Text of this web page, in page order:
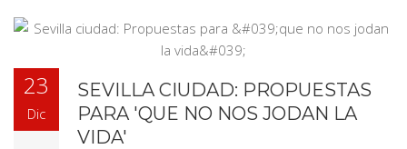
23
Dic
SEVILLA CIUDAD: PROPUESTAS
PARA 'QUE NO NOS JODAN LA
VIDA'